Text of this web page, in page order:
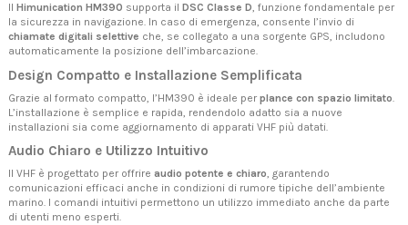
Il Himunication HM390 supporta il DSC Classe D, funzione fondamentale per
la sicurezza in navigazione. In caso di emergenza, consente l’invio di
chiamate digitali selettive che, se collegato a una sorgente GPS, includono
automaticamente la posizione dell’imbarcazione.
Design Compatto e Installazione Semplificata
Grazie al formato compatto, l’HM390 è ideale per plance con spazio limitato.
L’installazione è semplice e rapida, rendendolo adatto sia a nuove
installazioni sia come aggiornamento di apparati VHF più datati.
Audio Chiaro e Utilizzo Intuitivo
Il VHF è progettato per offrire audio potente e chiaro, garantendo
comunicazioni efficaci anche in condizioni di rumore tipiche dell’ambiente
marino. I comandi intuitivi permettono un utilizzo immediato anche da parte
di utenti meno esperti.